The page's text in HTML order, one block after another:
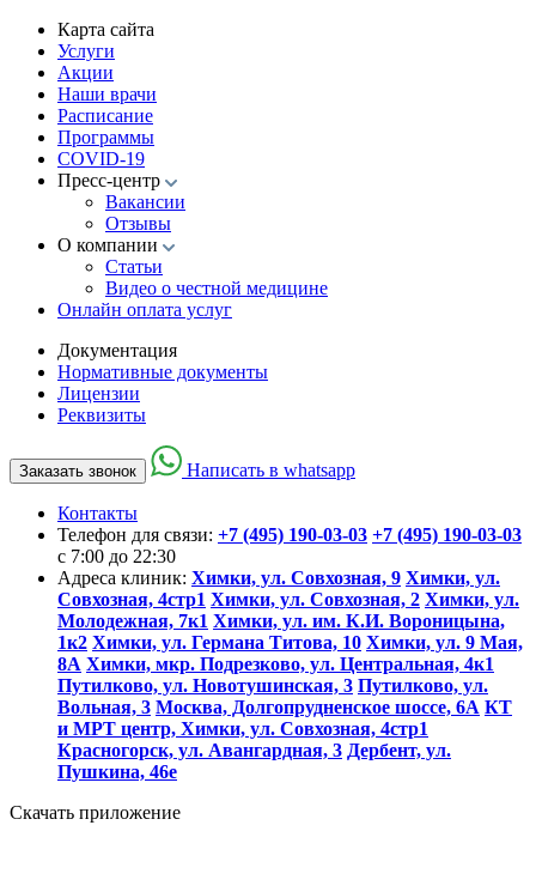
Карта сайта
Услуги
Акции
Наши врачи
Расписание
Программы
COVID-19
Пресс-центр
Вакансии
Отзывы
О компании
Статьи
Видео о честной медицине
Онлайн оплата услуг
Документация
Нормативные документы
Лицензии
Реквизиты
Заказать звонок Написать в whatsapp
Контакты
Телефон для связи: +7 (495) 190-03-03 +7 (495) 190-03-03
c 7:00 до 22:30
Адреса клиник: Химки, ул. Совхозная, 9 Химки, ул.
Совхозная, 4стр1 Химки, ул. Совхозная, 2 Химки, ул.
Молодежная, 7к1 Химки, ул. им. К.И. Вороницына,
1к2 Химки, ул. Германа Титова, 10 Химки, ул. 9 Мая,
8А Химки, мкр. Подрезково, ул. Центральная, 4к1
Путилково, ул. Новотушинская, 3 Путилково, ул.
Вольная, 3 Москва, Долгопрудненское шоссе, 6А КТ
и МРТ центр, Химки, ул. Совхозная, 4стр1
Красногорск, ул. Авангардная, 3 Дербент, ул.
Пушкина, 46е
Скачать приложение